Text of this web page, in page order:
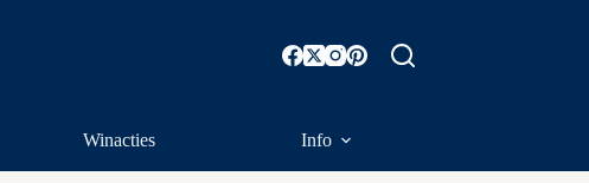
Winacties Info